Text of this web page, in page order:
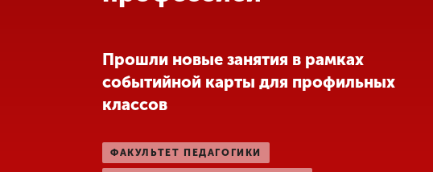
Международная
деятельность
Прошли новые занятия в рамках
событийной карты для профильных
классов
ФАКУЛЬТЕТ ПЕДАГОГИКИ